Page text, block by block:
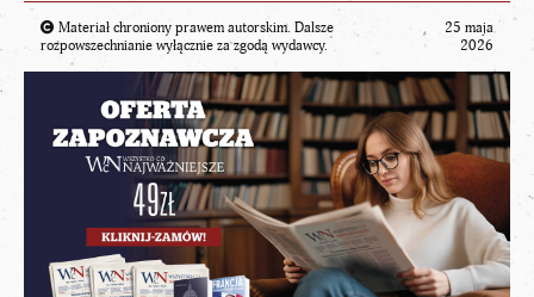
Materiał chroniony prawem autorskim. Dalsze
rozpowszechnianie wyłącznie za zgodą wydawcy.
25 maja
2026